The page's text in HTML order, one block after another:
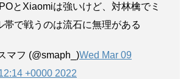
とXiaomiは強いけど、対林檎でミ
帯で戦うのは流石に無理がある
マフ (@smaph_)Wed Mar 09
+0000 2022